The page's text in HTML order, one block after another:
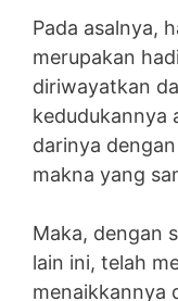
Pada asalnya,
merupakan
diriwayatkan
kedudukannya
darinya
makna yang
Maka, dengan
lain ini, telah
menaikkannya